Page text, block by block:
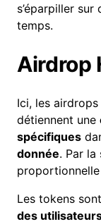
s’éparpiller
temps.
Airdrop
Ici, les
détiennent une
spécifiques
donnée. Par
Les tokens
des